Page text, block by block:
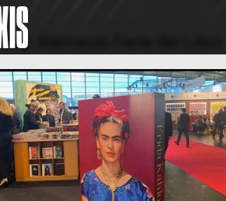
Home
Tag: Alemania Feria del Libro